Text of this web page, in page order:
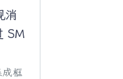
消
SM
框